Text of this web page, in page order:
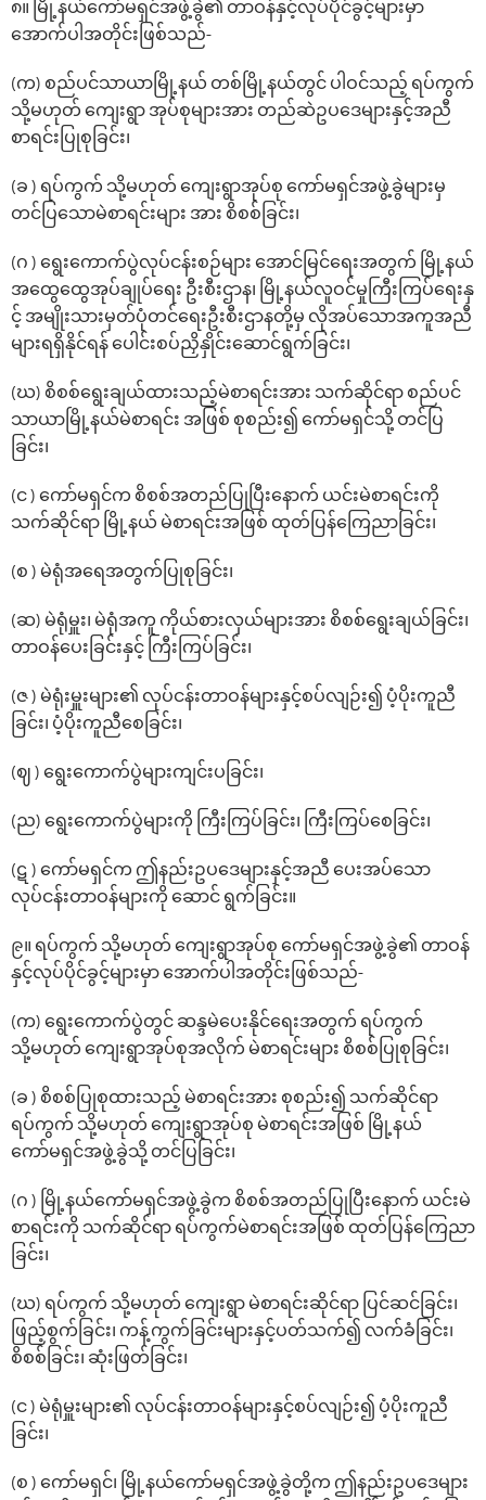
၈။ မြို့နယ်‌ကော်မရှင်အဖွဲ့ခွဲ၏ တာဝန်နှင့်လုပ်ပိုင်ခွင့်များမှာ
‌အောက်ပါအတိုင်းဖြစ်သည်-
(က) စည်ပင်သာယာမြို့နယ် တစ်မြို့နယ်တွင် ပါဝင်သည့် ရပ်ကွက်
သို့မဟုတ် ကျေးရွာ အုပ်စုများအား တည်ဆဲဥပ‌ဒေများနှင့်အညီ
စာရင်းပြုစုခြင်း၊
(ခ ) ရပ်ကွက် သို့မဟုတ် ကျေးရွာအုပ်စု ကော်မရှင်အဖွဲ့ခွဲများမှ
တင်ပြသောမဲစာရင်းများ အား စိစစ်ခြင်း၊
(ဂ ) ရွေးကောက်ပွဲလုပ်ငန်းစဉ်များ အောင်မြင်ရေးအတွက် မြို့နယ်
အထွေထွေအုပ်ချုပ်ရေး ဦးစီးဌာန၊ မြို့နယ်လူဝင်မှုကြီးကြပ်ရေးနှ
င့် အမျိုးသားမှတ်ပုံတင်ရေးဦးစီးဌာနတို့မှ လိုအပ်သောအကူအညီ
များရရှိနိုင်ရန် ပေါင်းစပ်ညှိနှိုင်းဆောင်ရွက်ခြင်း၊
(ဃ) စိစစ်‌ရွေးချယ်ထားသည့်မဲစာရင်းအား သက်ဆိုင်ရာ စည်ပင်
သာယာမြို့နယ်မဲစာရင်း အဖြစ် စုစည်း၍ ကော်မရှင်သို့ တင်ပြ
ခြင်း၊
(င ) ကော်မရှင်က စိစစ်အတည်ပြုပြီးနောက် ယင်းမဲစာရင်းကို
သက်ဆိုင်ရာ မြို့နယ် မဲစာရင်းအဖြစ် ထုတ်ပြန်ကြေညာခြင်း၊
(စ ) မဲရုံအ‌ရေအတွက်ပြုစုခြင်း၊
(ဆ) မဲရုံမှူး၊ မဲရုံအကူ ကိုယ်စားလှယ်များအား စိစစ်‌ရွေးချယ်ခြင်း၊
တာဝန်‌ပေးခြင်းနှင့် ကြီးကြပ်ခြင်း၊
(ဇ ) မဲရုံးမှူးများ၏ လုပ်ငန်းတာဝန်များနှင့်စပ်လျဉ်း၍ ပံ့ပိုးကူညီ
ခြင်း၊ ပံ့ပိုးကူညီစေခြင်း၊
(ဈ ) ‌ရွေး‌ကောက်ပွဲများကျင်းပခြင်း၊
(ည) ‌ရွေး‌ကောက်ပွဲများကို ကြီးကြပ်ခြင်း၊ ကြီးကြပ်‌စေခြင်း၊
(ဋ ) ‌ကော်မရှင်က ‌ဤနည်းဥပဒေများနှင့်အညီ ပေးအပ်‌သော
လုပ်ငန်းတာဝန်များကို ဆောင် ရွက်ခြင်း။
၉။ ရပ်ကွက်‌ သို့မဟုတ် ကျေးရွာအုပ်စု ကော်မရှင်အဖွဲ့ခွဲ၏ တာဝန်
နှင့်လုပ်ပိုင်ခွင့်များမှာ ‌အောက်ပါအတိုင်းဖြစ်သည်-
(က) ရွေးကောက်ပွဲတွင် ဆန္ဒမဲပေးနိုင်ရေးအတွက် ရပ်ကွက်
သို့မဟုတ် ကျေးရွာအုပ်စုအလိုက် မဲစာရင်းများ စိစစ်ပြုစုခြင်း၊
(ခ ) စိစစ်ပြုစုထားသည့် မဲစာရင်းအား စုစည်း၍ သက်ဆိုင်ရာ
ရပ်ကွက် သို့မဟုတ် ကျေးရွာအုပ်စု မဲစာရင်းအဖြစ် မြို့နယ်
ကော်မရှင်အဖွဲ့ခွဲသို့ တင်ပြခြင်း၊
(ဂ ) မြို့နယ်ကော်မရှင်အဖွဲ့ခွဲက စိစစ်အတည်ပြုပြီးနောက် ယင်းမဲ
စာရင်းကို သက်ဆိုင်ရာ ရပ်ကွက်မဲစာရင်းအဖြစ် ထုတ်ပြန်ကြေညာ
ခြင်း၊
(ဃ) ရပ်ကွက် သို့မဟုတ် ကျေးရွာ မဲစာရင်းဆိုင်ရာ ပြင်ဆင်ခြင်း၊
ဖြည့်စွက်ခြင်း၊ ကန့်ကွက်ခြင်းများနှင့်ပတ်သက်၍ လက်ခံခြင်း၊
စိစစ်ခြင်း၊ ဆုံးဖြတ်ခြင်း၊
(င ) မဲရုံမှူးများ၏ လုပ်ငန်းတာဝန်များနှင့်စပ်လျဉ်း၍ ပံ့ပိုးကူညီ
ခြင်း၊
(စ ) ကော်မရှင်၊ မြို့နယ်ကော်မရှင်အဖွဲ့ခွဲတို့က ဤနည်းဥပဒေများ